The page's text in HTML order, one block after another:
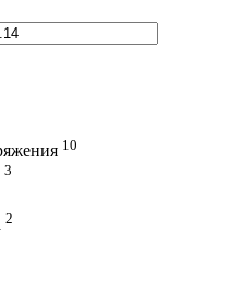
10
3
2